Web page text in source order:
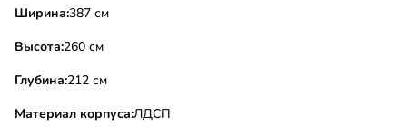
Ширина:387 см
Высота:260 см
Глубина:212 см
Материал корпуса:ЛДСП